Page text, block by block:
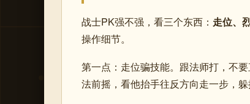
战士PK强不强，看三个东西： 走位、
操作细节。
第一点：走位骗技能。跟法师打，不要
法前摇，看他抬手往反方向走一步，躲